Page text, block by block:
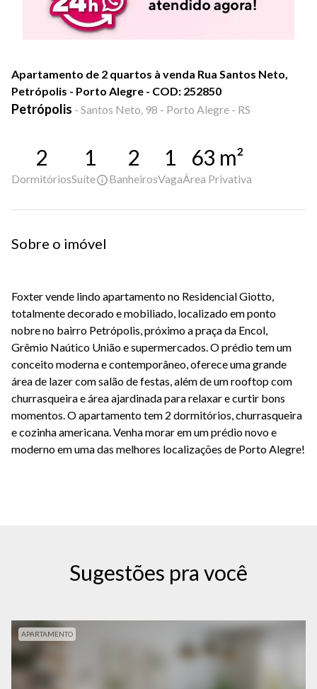
Apartamento de 2 quartos à venda Rua Santos Neto,
Petrópolis - Porto Alegre - COD: 252850
Petrópolis - Santos Neto, 98 - Porto Alegre - RS
2
Dormitórios
1
Suíte
2
Banheiros
1
Vaga
63 m²
Área Privativa
Sobre o imóvel
Foxter vende lindo apartamento no Residencial Giotto,
totalmente decorado e mobiliado, localizado em ponto
nobre no bairro Petrópolis, próximo a praça da Encol,
Grêmio Naútico União e supermercados. O prédio tem um
conceito moderna e contemporâneo, oferece uma grande
área de lazer com salão de festas, além de um rooftop com
churrasqueira e área ajardinada para relaxar e curtir bons
momentos. O apartamento tem 2 dormitórios, churrasqueira
e cozinha americana. Venha morar em um prédio novo e
moderno em uma das melhores localizações de Porto Alegre!
Sugestões pra você
APARTAMENTO